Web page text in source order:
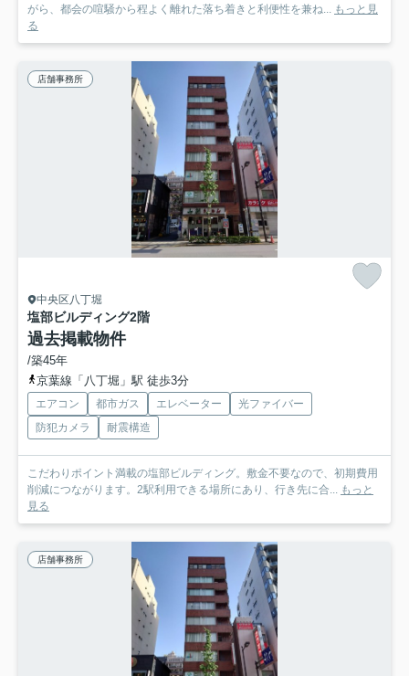
がら、都会の喧騒から程よく離れた落ち着きと利便性を兼ね... もっと見
る
店舗事務所
中央区八丁堀
塩部ビルディング2階
過去掲載物件
/築45年
京葉線「八丁堀」駅 徒歩3分
エアコン 都市ガス エレベーター
光ファイバー
防犯カメラ
耐震構造
こだわりポイント満載の塩部ビルディング。敷金不要なので、初期費用
削減につながります。2駅利用できる場所にあり、行き先に合... もっと
見る
店舗事務所